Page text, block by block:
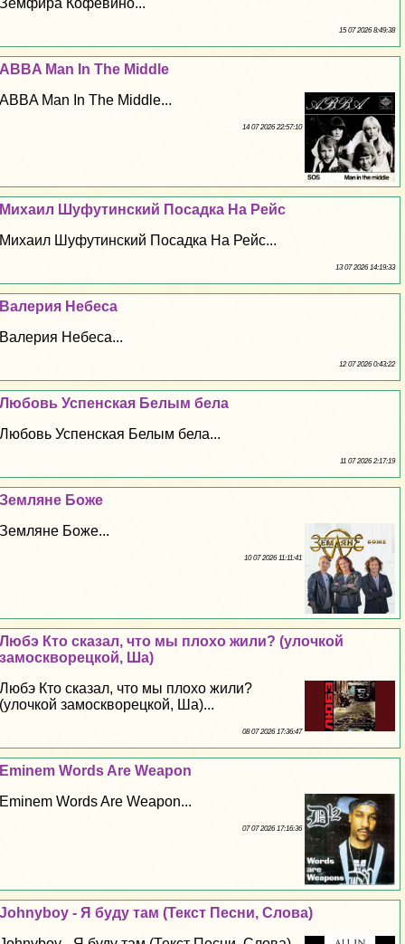
15 07 2026 8:49:38
ABBA Man In The Middle
ABBA Man In The Middle...
14 07 2026 22:57:10
Михаил Шуфутинский Посадка На Рейс
Михаил Шуфутинский Посадка На Рейс...
13 07 2026 14:19:33
Валерия Небеса
Валерия Небеса...
12 07 2026 0:43:22
Любовь Успенская Белым бела
Любовь Успенская Белым бела...
11 07 2026 2:17:19
Земляне Боже
Земляне Боже...
10 07 2026 11:11:41
Любэ Кто сказал, что мы плохо жили? (улочкой
замоскворецкой, Ша)
Любэ Кто сказал, что мы плохо жили?
(улочкой замоскворецкой, Ша)...
08 07 2026 17:36:47
Eminem Words Are Weapon
Eminem Words Are Weapon...
07 07 2026 17:16:36
Johnyboy - Я буду там (Текст Песни, Слова)